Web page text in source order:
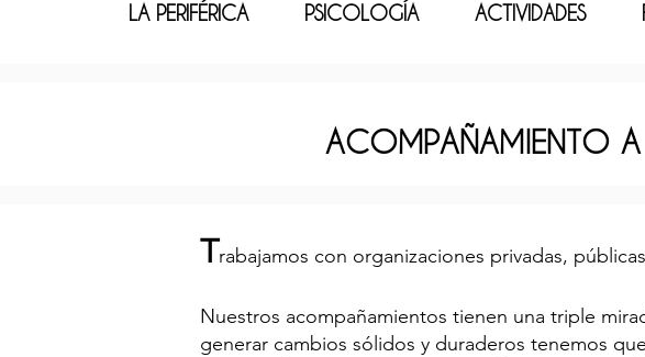
LA PERIFÉRICA PSICOLOGÍA ACTIVIDADES
ACOMPAÑAMIENTO
Trabajamos con organizaciones privadas,
Nuestros acompañamientos tienen una triple
generar cambios sólidos y duraderos tenemos